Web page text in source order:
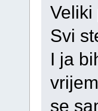
Veliki
Svi
I ja
se